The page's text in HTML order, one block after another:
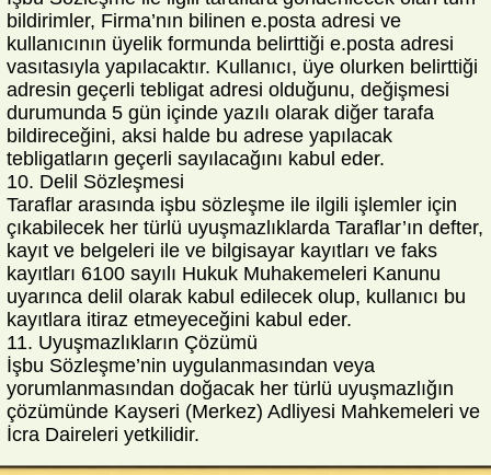
bildirimler, Firma’nın bilinen e.posta adresi ve
kullanıcının üyelik formunda belirttiği e.posta adresi
vasıtasıyla yapılacaktır. Kullanıcı, üye olurken belirttiği
adresin geçerli tebligat adresi olduğunu, değişmesi
durumunda 5 gün içinde yazılı olarak diğer tarafa
bildireceğini, aksi halde bu adrese yapılacak
tebligatların geçerli sayılacağını kabul eder.
10. Delil Sözleşmesi
Taraflar arasında işbu sözleşme ile ilgili işlemler için
çıkabilecek her türlü uyuşmazlıklarda Taraflar’ın defter,
kayıt ve belgeleri ile ve bilgisayar kayıtları ve faks
kayıtları 6100 sayılı Hukuk Muhakemeleri Kanunu
uyarınca delil olarak kabul edilecek olup, kullanıcı bu
kayıtlara itiraz etmeyeceğini kabul eder.
11. Uyuşmazlıkların Çözümü
İşbu Sözleşme’nin uygulanmasından veya
yorumlanmasından doğacak her türlü uyuşmazlığın
çözümünde Kayseri (Merkez) Adliyesi Mahkemeleri ve
İcra Daireleri yetkilidir.